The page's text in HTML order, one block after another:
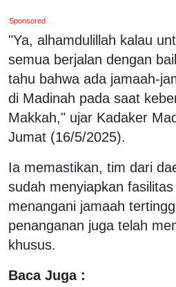
Sponsored
"Ya, alhamdulillah kalau
semua berjalan dengan
tahu bahwa ada jamaah-
di Madinah pada saat
Makkah," ujar Kadaker
Jumat (16/5/2025).
Ia memastikan, tim dari
sudah menyiapkan
menangani jamaah
penanganan juga telah
khusus.
Baca Juga :